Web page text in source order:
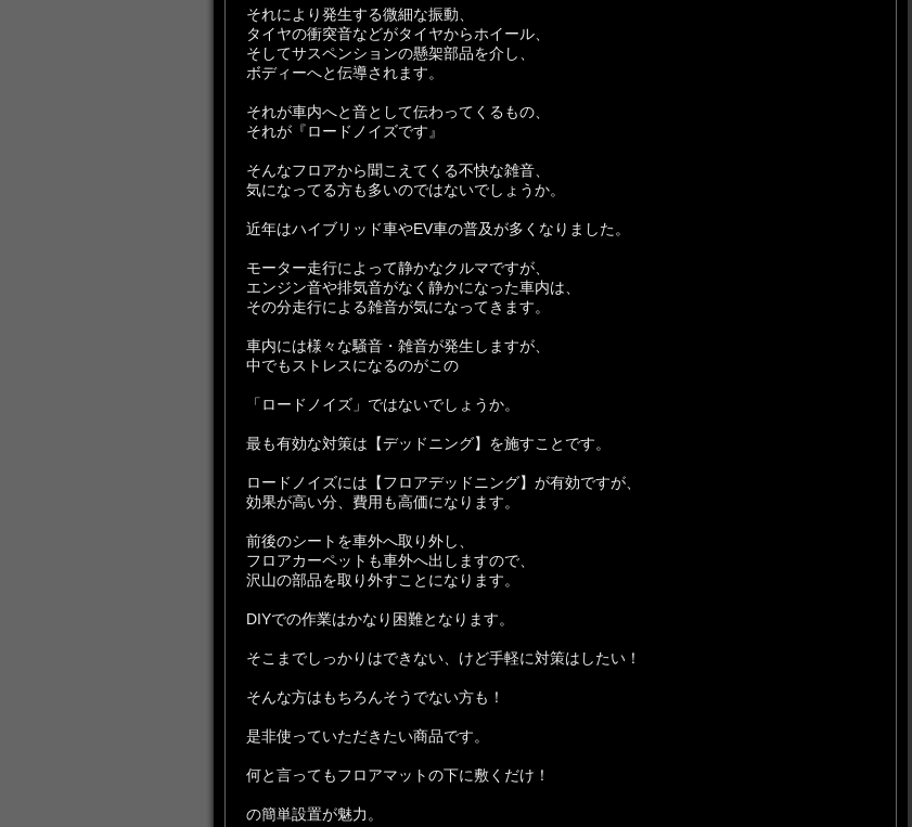
それにより発生する微細な振動、
タイヤの衝突音などがタイヤからホイール、
そしてサスペンションの懸架部品を介し、
ボディーへと伝導されます。
それが車内へと音として伝わってくるもの、
それが『ロードノイズです』
そんなフロアから聞こえてくる不快な雑音、
気になってる方も多いのではないでしょうか。
近年はハイブリッド車やEV車の普及が多くなりました。
モーター走行によって静かなクルマですが、
エンジン音や排気音がなく静かになった車内は、
その分走行による雑音が気になってきます。
車内には様々な騒音・雑音が発生しますが、
中でもストレスになるのがこの
「ロードノイズ」ではないでしょうか。
最も有効な対策は【デッドニング】を施すことです。
ロードノイズには【フロアデッドニング】が有効ですが、
効果が高い分、費用も高価になります。
前後のシートを車外へ取り外し、
フロアカーペットも車外へ出しますので、
沢山の部品を取り外すことになります。
DIYでの作業はかなり困難となります。
そこまでしっかりはできない、けど手軽に対策はしたい！
そんな方はもちろんそうでない方も！
是非使っていただきたい商品です。
何と言ってもフロアマットの下に敷くだけ！
の簡単設置が魅力。